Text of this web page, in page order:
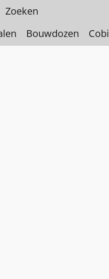
Bouwdozen Cobi